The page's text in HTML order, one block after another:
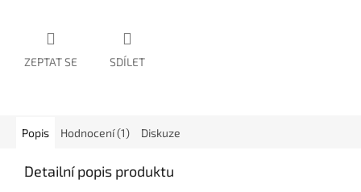
ZEPTAT SE SDÍLET
Popis Hodnocení (1) Diskuze
Detailní popis produktu